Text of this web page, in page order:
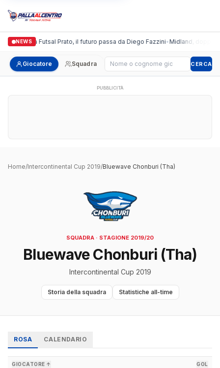
NEWS
Italgronda Futsal Prato, il futuro passa da Diego Fazzini•Midland, doppio
Giocatore Squadra Cerca giocatore CERCA
PUBBLICITÀ
Home/Intercontinental Cup 2019/Bluewave Chonburi (Tha)
SQUADRA · STAGIONE 2019/20
Bluewave Chonburi (Tha)
Intercontinental Cup 2019
Storia della squadra Statistiche all-time
ROSA CALENDARIO
GIOCATORE ↑ GOL